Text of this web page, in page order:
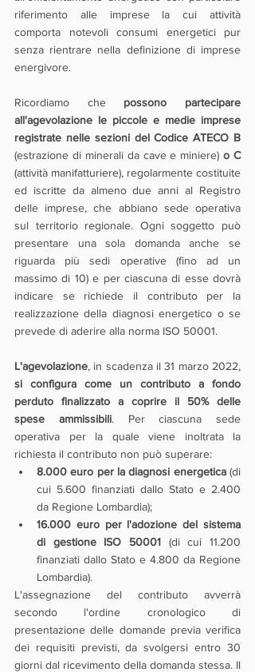
riferimento alle imprese la cui attività
comporta notevoli consumi energetici pur
senza rientrare nella definizione di imprese
energivore.
Ricordiamo che possono partecipare
all'agevolazione le piccole e medie imprese
(estrazione di minerali da cave e miniere)
o C
(attività manifatturiere), regolarmente costituite
ed iscritte da almeno due anni al Registro
delle imprese, che abbiano sede operativa
sul territorio regionale. Ogni soggetto può
presentare una sola domanda anche se
riguarda più sedi operative (fino ad un
massimo di 10) e per ciascuna di esse dovrà
indicare se richiede il contributo per la
realizzazione della diagnosi energetico o se
prevede di aderire alla norma ISO 50001.
L'agevolazione
si configura come un contributo a fondo
perduto finalizzato a coprire il 50% delle
spese ammissibili. Per ciascuna sede
operativa per la quale viene inoltrata la
richiesta il contributo non può superare:
8.000 euro per la diagnosi energetica (di
cui 5.600 finanziati dallo Stato e 2.400
da Regione Lombardia);
16.000 euro per l'adozione del sistema
di gestione ISO 50001 (di cui 11.200
finanziati dallo Stato e 4.800 da Regione
Lombardia).
L'assegnazione del contributo avverrà
secondo l'ordine cronologico di
presentazione delle domande previa verifica
dei requisiti previsti, da svolgersi entro 30
giorni dal ricevimento della domanda stessa. Il